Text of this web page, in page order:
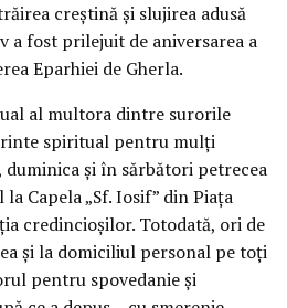
creștină și slujirea adusă
a fost prilejuit de aniversarea a
Eparhiei de Gherla.
al multora dintre surorile
spiritual pentru mulți
duminica și în sărbători petrecea
Capela „Sf. Iosif” din Piața
credincioșilor. Totodată, ori de
și la domiciliul personal pe toți
pentru spovedanie și